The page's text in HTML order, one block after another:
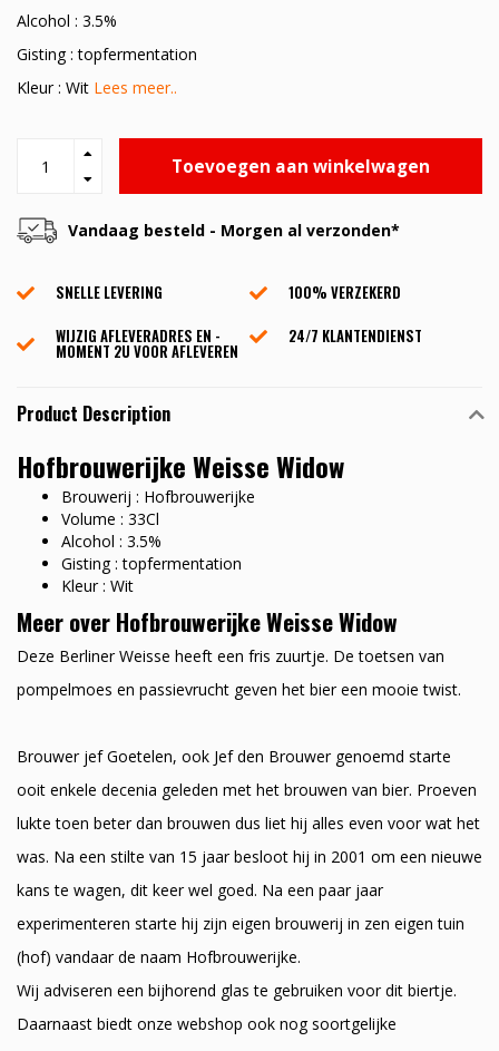
Alcohol : 3.5%
Gisting : topfermentation
Kleur : Wit Lees meer..
Toevoegen aan winkelwagen
Vandaag besteld - Morgen al verzonden*
SNELLE LEVERING
100% VERZEKERD
WIJZIG AFLEVERADRES EN -
MOMENT 2U VOOR AFLEVEREN
24/7 KLANTENDIENST
Product Description
Hofbrouwerijke Weisse Widow
Brouwerij : Hofbrouwerijke
Volume : 33Cl
Alcohol : 3.5%
Gisting : topfermentation
Kleur : Wit
Meer over Hofbrouwerijke Weisse Widow
Deze Berliner Weisse heeft een fris zuurtje. De toetsen van
pompelmoes en passievrucht geven het bier een mooie twist.
Brouwer jef Goetelen, ook Jef den Brouwer genoemd starte
ooit enkele decenia geleden met het brouwen van bier. Proeven
lukte toen beter dan brouwen dus liet hij alles even voor wat het
was. Na een stilte van 15 jaar besloot hij in 2001 om een nieuwe
kans te wagen, dit keer wel goed. Na een paar jaar
experimenteren starte hij zijn eigen brouwerij in zen eigen tuin
(hof) vandaar de naam Hofbrouwerijke.
Wij adviseren een bijhorend glas te gebruiken voor dit biertje.
Daarnaast biedt onze webshop ook nog soortgelijke